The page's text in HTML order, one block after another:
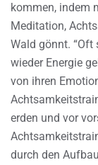
kommen, indem
Meditation,
Wald gönnt. “Oft
wieder Energie
von ihren
erden und vor
durch den